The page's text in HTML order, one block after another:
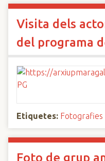
Visita dels
del programa
Etiquetes: Fotografies
Foto de grup